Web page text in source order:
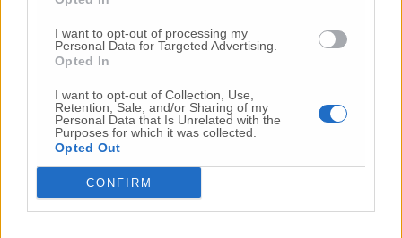
I want to opt-out of processing my
Personal Data for Targeted Advertising.
Opted In
I want to opt-out of Collection, Use,
Retention, Sale, and/or Sharing of my
Personal Data that Is Unrelated with the
Purposes for which it was collected.
Opted Out
CONFIRM
prevista non prima del 2022. Nelle Marche
quando pensa si potrà raggiungere?
«I dati parlano chiaramente: le Marche hanno
dimostrato di essere una regione molto
reattiva e non appena abbiamo avuto dosi
disponibili le abbiamo somministrate. In
questi giorni stiamo procedendo con le
vaccinazioni degli operatori sanitari e degli
anziani nelle strutture residenziali, poi